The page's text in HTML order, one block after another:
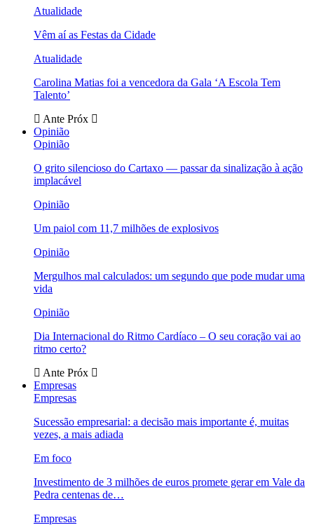
Atualidade
Vêm aí as Festas da Cidade
Atualidade
Carolina Matias foi a vencedora da Gala ‘A Escola Tem
Talento’
Ante Próx
Opinião
Opinião
O grito silencioso do Cartaxo — passar da sinalização à ação
implacável
Opinião
Um paiol com 11,7 milhões de explosivos
Opinião
Mergulhos mal calculados: um segundo que pode mudar uma
vida
Opinião
Dia Internacional do Ritmo Cardíaco – O seu coração vai ao
ritmo certo?
Ante Próx
Empresas
Empresas
Sucessão empresarial: a decisão mais importante é, muitas
vezes, a mais adiada
Em foco
Investimento de 3 milhões de euros promete gerar em Vale da
Pedra centenas de…
Empresas